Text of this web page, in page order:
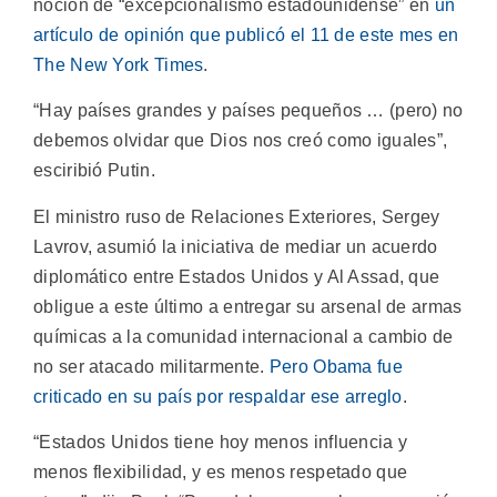
noción de “excepcionalismo estadounidense” en un
artículo de opinión que publicó el 11 de este mes en
The New York Times.
“Hay países grandes y países pequeños … (pero) no
debemos olvidar que Dios nos creó como iguales”,
esciribió Putin.
El ministro ruso de Relaciones Exteriores, Sergey
Lavrov, asumió la iniciativa de mediar un acuerdo
diplomático entre Estados Unidos y Al Assad, que
obligue a este último a entregar su arsenal de armas
químicas a la comunidad internacional a cambio de
no ser atacado militarmente. Pero Obama fue
criticado en su país por respaldar ese arreglo.
“Estados Unidos tiene hoy menos influencia y
menos flexibilidad, y es menos respetado que